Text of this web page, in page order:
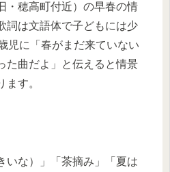
・穂高町付近）の早春の情
詞は文語体で子どもには少
児に「春がまだ来ていない
た曲だよ」と伝えると情景
ます。
いな）」「茶摘み」「夏は